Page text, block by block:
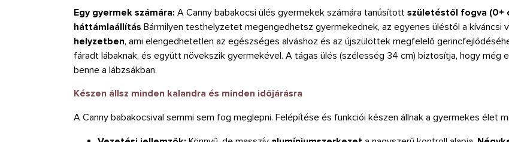
Egy gyermek számára: A Canny babakocsi ülés gyermekek számára tanúsított születéstől fogva (0+
háttámlaállítás Bármilyen testhelyzetet megengedhetsz gyermekednek, az egyenes üléstől a kíváncsi
helyzetben, ami elengedhetetlen az egészséges alváshoz és az újszülöttek megfelelő
fáradt lábaknak, és együtt növekszik gyermekével. A tágas ülés (szélesség 34 cm) biztosítja, hogy még
benne a lábzsákban.
Készen állsz minden kalandra és minden időjárásra
A Canny babakocsival semmi sem fog meglepni. Felépítése és funkciói készen állnak a gyermekes élet